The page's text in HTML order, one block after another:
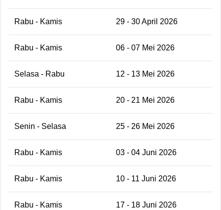
Rabu - Kamis 29 - 30 April 2026
Rabu - Kamis 06 - 07 Mei 2026
Selasa - Rabu 12 - 13 Mei 2026
Rabu - Kamis 20 - 21 Mei 2026
Senin - Selasa 25 - 26 Mei 2026
Rabu - Kamis 03 - 04 Juni 2026
Rabu - Kamis 10 - 11 Juni 2026
Rabu - Kamis 17 - 18 Juni 2026